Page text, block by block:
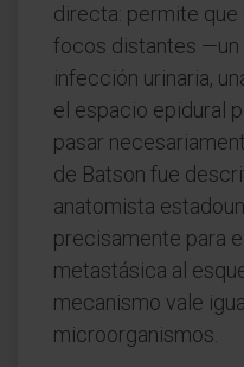
directa: permite
focos distantes —un
infección urinaria,
el espacio epidural
pasar
de Batson fue
anatomista
precisamente para
metastásica al
mecanismo vale
microorganismos.